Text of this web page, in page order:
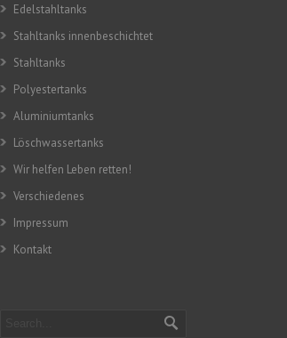
Edelstahltanks
Stahltanks innenbeschichtet
Stahltanks
Polyestertanks
Aluminiumtanks
Löschwassertanks
Wir helfen Leben retten!
Verschiedenes
Impressum
Kontakt